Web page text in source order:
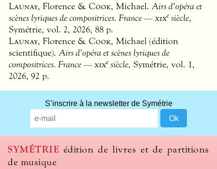
Launay, Florence & Cook, Michael. Airs d’opéra et
scènes lyriques de compositrices. France —xixe siècle,
Symétrie, vol. 2, 2026, 88 p.
Launay, Florence & Cook, Michael (édition
scientifique). Airs d’opéra et scènes lyriques de
compositrices. France —xixe siècle, Symétrie, vol. 1,
2026, 92 p.
S’inscrire à la newsletter de Symétrie
SYMÉTRIE édition de livres et de partitions
de musique